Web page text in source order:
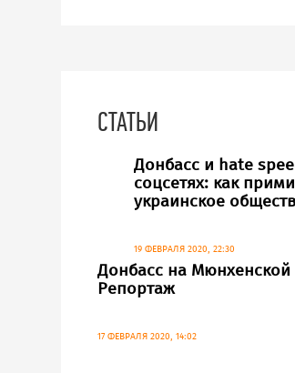
СТАТЬИ
Донбасс и hate
соцсетях: как
украинское
19 ФЕВРАЛЯ 2020, 22:30
Донбасс на
Репортаж
17 ФЕВРАЛЯ 2020, 14:02